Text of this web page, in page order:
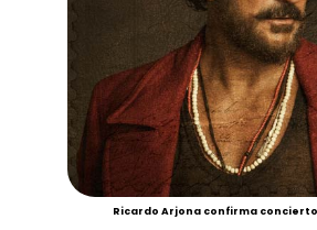
Ricardo Arjona confirma